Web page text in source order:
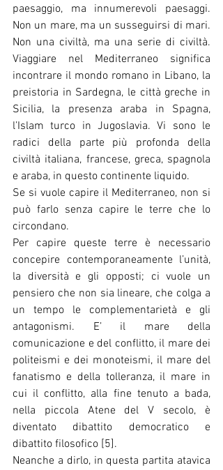
paesaggio, ma innumerevoli paesaggi.
Non un mare, ma un susseguirsi di mari.
Non una civiltà, ma una serie di civiltà.
Viaggiare nel Mediterraneo significa
incontrare il mondo romano in Libano, la
preistoria in Sardegna, le città greche in
Sicilia, la presenza araba in Spagna,
l’Islam turco in Jugoslavia. Vi sono le
radici della parte più profonda della
civiltà italiana, francese, greca, spagnola
e araba, in questo continente liquido.
Se si vuole capire il Mediterraneo, non si
può farlo senza capire le terre che lo
circondano.
Per capire queste terre è necessario
concepire contemporaneamente l’unità,
la diversità e gli opposti; ci vuole un
pensiero che non sia lineare, che colga a
un tempo le complementarietà e gli
antagonismi. E’ il mare della
comunicazione e del conflitto, il mare dei
politeismi e dei monoteismi, il mare del
fanatismo e della tolleranza, il mare in
cui il conflitto, alla fine tenuto a bada,
nella piccola Atene del V secolo, è
diventato dibattito democratico e
dibattito filosofico [5].
Neanche a dirlo, in questa partita atavica